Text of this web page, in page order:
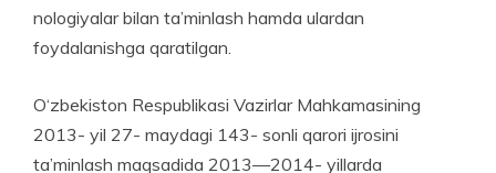
no­logiyalar bilan ta’min­lash hamda ulardan
foydalanishga qaratilgan.
O‘zbekiston Respublikasi Vazirlar Mahkamasining
2013- yil 27- may­­­­­­­­­­­­­­­­­­­da­­gi 143- sonli qarori ijrosini
ta’minlash maqsadida 2013—2014- yil­­­­larda